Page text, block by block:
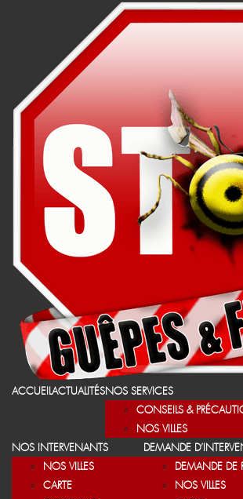
ACCUEILACTUALITÉSNOS SERVICES
CONSEILS &
NOS VILLES
NOS INTERVENANTS
NOS VILLES
CARTE
DEMANDE
DEMANDE DE
NOS VILLES